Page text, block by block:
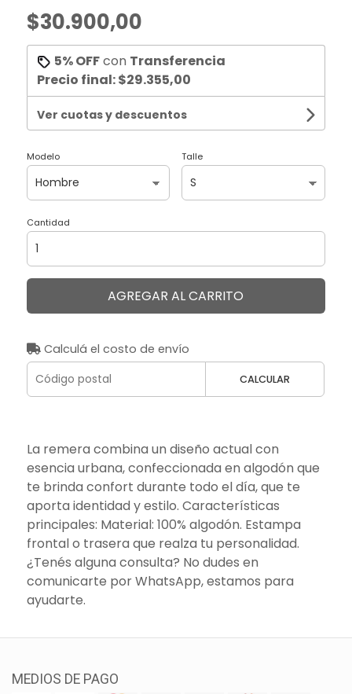
$30.900,00
5% OFFcon Transferencia
Precio final:$29.355,00
Ver cuotas y descuentos
Modelo Talle
Cantidad
AGREGAR AL CARRITO
Calculá el costo de envío
CALCULAR
La remera combina un diseño actual con
esencia urbana, confeccionada en algodón que
te brinda confort durante todo el día, que te
aporta identidad y estilo. Características
principales: Material: 100% algodón. Estampa
frontal o trasera que realza tu personalidad.
¿Tenés alguna consulta? No dudes en
comunicarte por WhatsApp, estamos para
ayudarte.
MEDIOS DE PAGO